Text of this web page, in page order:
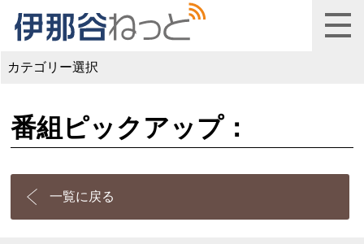
カテゴリー選択
番組ピックアップ：
一覧に戻る